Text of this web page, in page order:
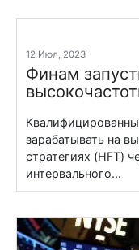
12 Июл, 2023
Финам
зарабатывать на
стратегиях (HFT)
интервального...